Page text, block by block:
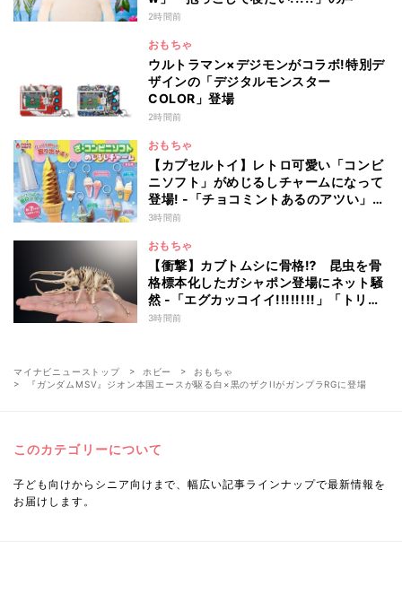
2時間前
おもちゃ
ウルトラマン×デジモンがコラボ!特別デ
ザインの「デジタルモンスター
COLOR」登場
2時間前
おもちゃ
【カプセルトイ】レトロ可愛い「コンビ
ニソフト」がめじるしチャームになって
登場! -「チョコミントあるのアツい」
「中身出せるのたのしい」と話題
3時間前
おもちゃ
【衝撃】カブトムシに骨格⁉ 昆虫を骨
格標本化したガシャポン登場にネット騒
然 -「エグカッコイイ!!!!!!!!」「トリケ
ラみたい!」
3時間前
マイナビニューストップ ホビー
おもちゃ
『ガンダムMSV』ジオン本国エースが駆る白×黒のザクIIがガンプラRGに登場
このカテゴリーについて
子ども向けからシニア向けまで、幅広い記事ラインナップで最新情報を
お届けします。